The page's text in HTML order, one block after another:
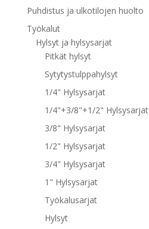
Puhdistus ja ulkotilojen huolto
Työkalut
Hylsyt ja hylsysarjat
Pitkät hylsyt
Sytytystulppahylsyt
1/4" Hylsysarjat
1/4"+3/8"+1/2" Hylsysarjat
3/8" Hylsysarjat
1/2" Hylsysarjat
3/4" Hylsysarjat
1" Hylsysarjat
Työkalusarjat
Hylsyt